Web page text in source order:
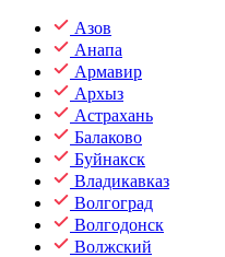
Азов
Анапа
Армавир
Архыз
Астрахань
Балаково
Буйнакск
Владикавказ
Волгоград
Волгодонск
Волжский